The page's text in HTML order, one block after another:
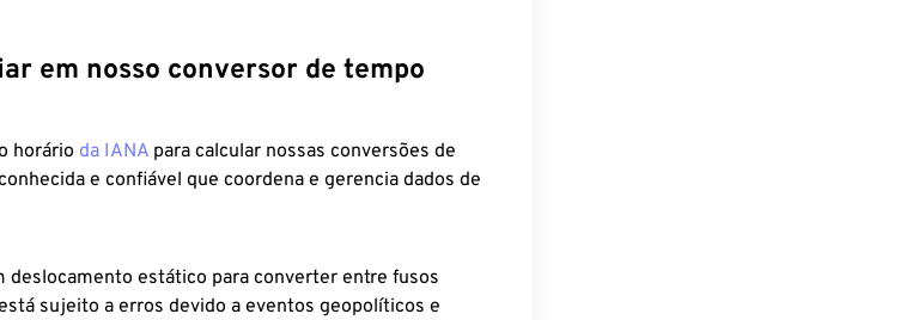
em nosso conversor de tempo
horário da IANA para calcular nossas conversões de
e confiável que coordena e gerencia dados de
deslocamento estático para converter entre fusos
sujeito a erros devido a eventos geopolíticos e